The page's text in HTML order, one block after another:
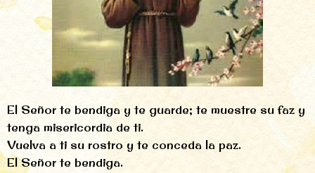
El Señor te bendiga y te guarde; te muestre su faz y
tenga misericordia de ti.
Vuelva a ti su rostro y te conceda la paz.
El Señor te bendiga.